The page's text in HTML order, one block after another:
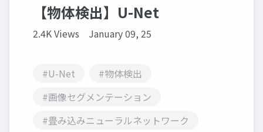
【物体検出】U-Net
2.4K Views January 09, 25
#U-Net
#物体検出
#画像セグメンテーション
#畳み込みニューラルネットワーク